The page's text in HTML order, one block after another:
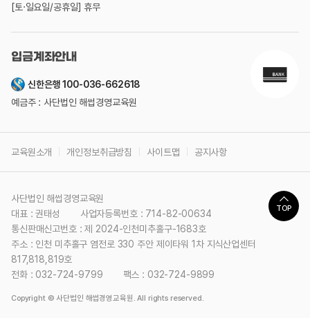
[토·일요일/공휴일] 휴무
입금계좌안내
신한은행 100-036-662618
예금주 : 사단법인 해썹경영교육원
교육원소개 개인정보취급방침 사이트맵 공지사항
사단법인 해썹경영교육원
대표 : 권태성
사업자등록번호 : 714-82-00634
통신판매신고번호 : 제 2024-인천미추홀구-1683호
주소 : 인천 미추홀구 염전로 330 주안 제이타워 1차 지식산업센터
817,818,819호
전화 : 032-724-9799
팩스 : 032-724-9899
Copyright © 사단법인 해썹경영교육원. All rights reserved.
TOP